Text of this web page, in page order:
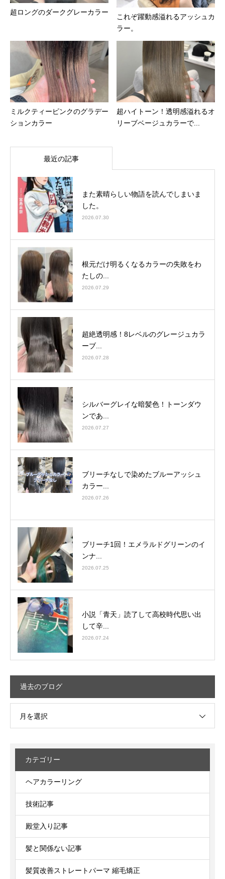
超ロングのダークグレーカラー
これぞ躍動感溢れるアッシュカ
ラー。
ミルクティーピンクのグラデー
ションカラー
超ハイトーン！透明感溢れるオ
リーブベージュカラーで...
最近の記事
また素晴らしい物語を読んでしまいま
した。
2026.07.30
根元だけ明るくなるカラーの失敗をわ
たしの...
2026.07.29
超絶透明感！8レベルのグレージュカラ
ーブ...
2026.07.28
シルバーグレイな暗髪色！トーンダウ
ンであ...
2026.07.27
ブリーチなしで染めたブルーアッシュ
カラー...
2026.07.26
ブリーチ1回！エメラルドグリーンのイ
ンナ...
2026.07.25
小説「青天」読了して高校時代思い出
して辛...
2026.07.24
過去のブログ
月を選択
カテゴリー
ヘアカラーリング
技術記事
殿堂入り記事
髪と関係ない記事
髪質改善ストレートパーマ 縮毛矯正